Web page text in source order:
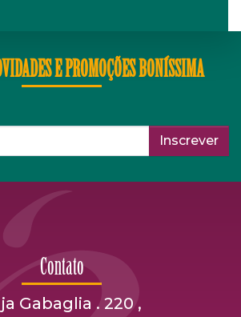
E PROMOÇÕES BONÍSSIMA
Inscrever
Contato
Gabaglia . 220 ,